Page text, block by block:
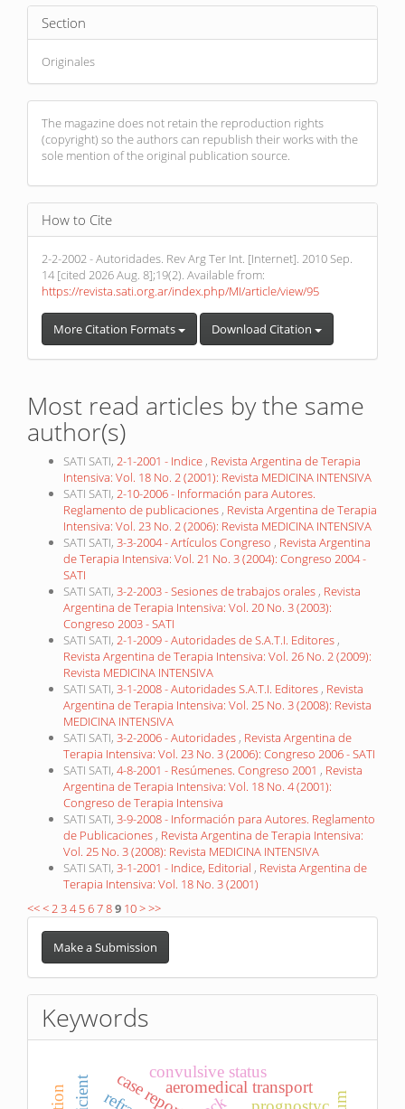
Section
Originales
The magazine does not retain the reproduction rights
(copyright) so the authors can republish their works with the
sole mention of the original publication source.
How to Cite
2-2-2002 - Autoridades. Rev Arg Ter Int. [Internet]. 2010 Sep.
14 [cited 2026 Aug. 8];19(2). Available from:
https://revista.sati.org.ar/index.php/MI/article/view/95
More Citation Formats Download Citation
Most read articles by the same
author(s)
SATI SATI, 2-1-2001 - Indice , Revista Argentina de Terapia
Intensiva: Vol. 18 No. 2 (2001): Revista MEDICINA INTENSIVA
SATI SATI, 2-10-2006 - Información para Autores.
Reglamento de publicaciones , Revista Argentina de Terapia
Intensiva: Vol. 23 No. 2 (2006): Revista MEDICINA INTENSIVA
SATI SATI, 3-3-2004 - Artículos Congreso , Revista Argentina
de Terapia Intensiva: Vol. 21 No. 3 (2004): Congreso 2004 -
SATI
SATI SATI, 3-2-2003 - Sesiones de trabajos orales , Revista
Argentina de Terapia Intensiva: Vol. 20 No. 3 (2003):
Congreso 2003 - SATI
SATI SATI, 2-1-2009 - Autoridades de S.A.T.I. Editores ,
Revista Argentina de Terapia Intensiva: Vol. 26 No. 2 (2009):
Revista MEDICINA INTENSIVA
SATI SATI, 3-1-2008 - Autoridades S.A.T.I. Editores , Revista
Argentina de Terapia Intensiva: Vol. 25 No. 3 (2008): Revista
MEDICINA INTENSIVA
SATI SATI, 3-2-2006 - Autoridades , Revista Argentina de
Terapia Intensiva: Vol. 23 No. 3 (2006): Congreso 2006 - SATI
SATI SATI, 4-8-2001 - Resúmenes. Congreso 2001 , Revista
Argentina de Terapia Intensiva: Vol. 18 No. 4 (2001):
Congreso de Terapia Intensiva
SATI SATI, 3-9-2008 - Información para Autores. Reglamento
de Publicaciones , Revista Argentina de Terapia Intensiva:
Vol. 25 No. 3 (2008): Revista MEDICINA INTENSIVA
SATI SATI, 3-1-2001 - Indice, Editorial , Revista Argentina de
Terapia Intensiva: Vol. 18 No. 3 (2001)
<<<234 56789 10>>>
Make
Submission
Make a Submission
Keywords
aeromedical transport
convulsive status
case report